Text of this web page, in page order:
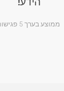
ממוצע בערך 5 פגישות